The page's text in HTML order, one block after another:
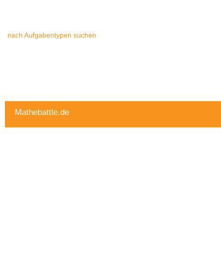
nach Aufgabentypen suchen
Mathebattle.de